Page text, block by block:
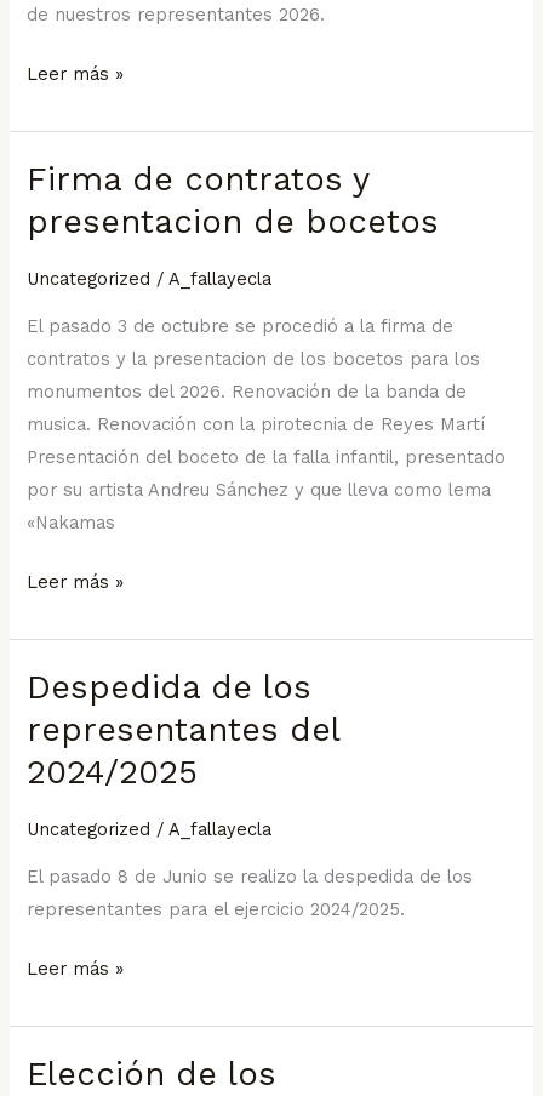
de nuestros representantes 2026.
Leer más »
Firma de contratos y
presentacion de bocetos
Uncategorized /A_fallayecla
El pasado 3 de octubre se procedió a la firma de
contratos y la presentacion de los bocetos para los
monumentos del 2026. Renovación de la banda de
musica. Renovación con la pirotecnia de Reyes Martí
Presentación del boceto de la falla infantil, presentado
por su artista Andreu Sánchez y que lleva como lema
«Nakamas
Firma
contratos
y
de
bocetos
Leer más »
Despedida de los
representantes del
2024/2025
Uncategorized /A_fallayecla
El pasado 8 de Junio se realizo la despedida de los
representantes para el ejercicio 2024/2025.
Despedida
los
representantes
2024/2025
Leer más »
Elección de los
Elección